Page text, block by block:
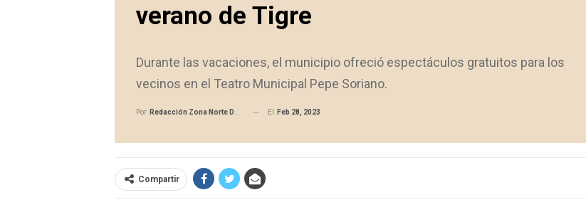
verano de Tigre
Durante las vacaciones, el municipio ofreció espectáculos gratuitos para los
vecinos en el Teatro Municipal Pepe Soriano.
Por Redacción Zona Norte Daily El Feb 28, 2023
Compartir